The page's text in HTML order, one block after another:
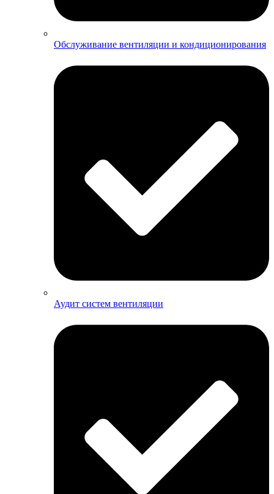
Обслуживание вентиляции и кондиционирования
Аудит систем вентиляции